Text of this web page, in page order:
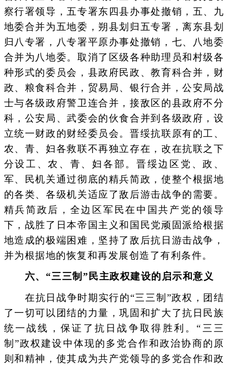
察行署领导，五专署东四县办事处撤销，五、九
地委合并为五地委，朔县划归五专署，离东县划
归八专署，八专署平原办事处撤销，七、八地委
合并为八地委。取消了区级各种助理员和村级各
种形式的委员会，县政府民政、教育科合并，财
政、粮食科合并，贸易局、银行合并，公安局战
士与各级政府警卫连合并，接敌区的县政府不分
科，公安局、武委会的伙食合并到各级政府，设
立统一财政的财经委员会。晋绥抗联原有的工、
农、青、妇各救联不再独立存在，改在抗联之下
分设工、农、青、妇各部。晋绥边区党、政、
军、民机关通过彻底的精兵简政，使整个根据地
的各类、各级机关适应了敌后游击战争的需要。
精兵简政后，全边区军民在中国共产党的领导
下，战胜了日本帝国主义和国民党顽固派给根据
地造成的极端困难，坚持了敌后抗日游击战争，
并为根据地的恢复和再发展创造了有利条件。
六、“三三制”民主政权建设的启示和意义
在抗日战争时期实行的“三三制”政权，团结
了一切可以团结的力量，巩固和扩大了抗日民族
统一战线，保证了抗日战争取得胜利。“三三
制”政权建设中体现的多党合作和政治协商的原
则和精神，使其成为共产党领导的多党合作和政